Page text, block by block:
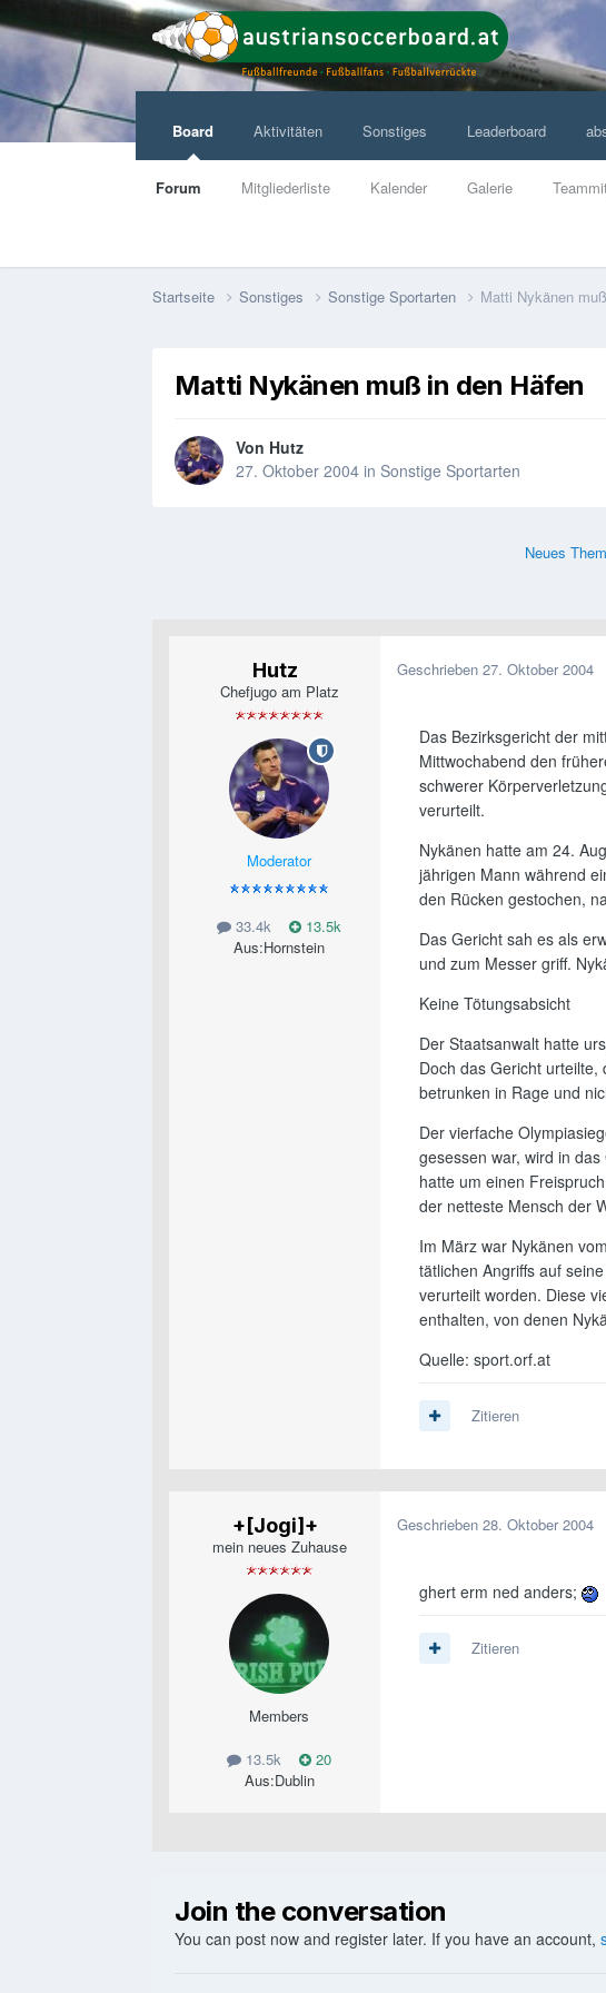
Board
Forum Mitgliederliste Kalender Galerie
Aktivitäten Sonstiges Leaderboard
Startseite Sonstiges Sonstige Sportarten Matti Nykänen
Matti Nykänen muß in den Häfen
Von Hutz
27. Oktober 2004 in Sonstige Sportarten
Neues
Hutz
Chefjugo am Platz
Moderator
33.4k
13.5k
Aus:Hornstein
Geschrieben 27. Oktober 2004
Das Bezirksgericht der
Mittwochabend den
schwerer
verurteilt.
Nykänen hatte am 24.
jährigen Mann während
den Rücken gestochen,
Das Gericht sah es als
und zum Messer griff.
Keine Tötungsabsicht
Der Staatsanwalt hatte
Doch das Gericht
betrunken in Rage und
Der vierfache
gesessen war, wird in
hatte um einen
der netteste Mensch der
Im März war Nykänen
tätlichen Angriffs auf
verurteilt worden. Diese
enthalten, von denen
Quelle: sport.orf.at
Zitieren
+[Jogi]+
mein neues Zuhause
Members
13.5k
20
Aus:Dublin
Geschrieben 28. Oktober 2004
ghert erm ned anders;
Zitieren
Join the conversation
You can post now and register later. If you have an account,